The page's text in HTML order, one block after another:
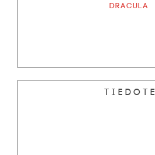
Dracula
Tiedote